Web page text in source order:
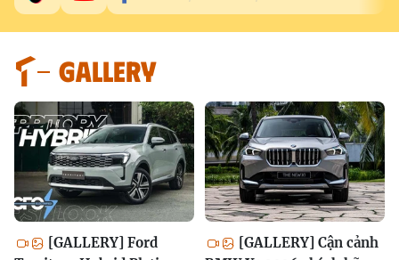
GALLERY
[GALLERY] Ford
[GALLERY] Cận cảnh